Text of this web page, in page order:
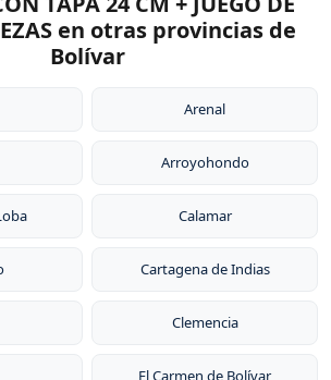
en otras provincias de
Bolívar
Arenal
Arroyohondo
Calamar
Cartagena de Indias
Clemencia
El Carmen de Bolívar